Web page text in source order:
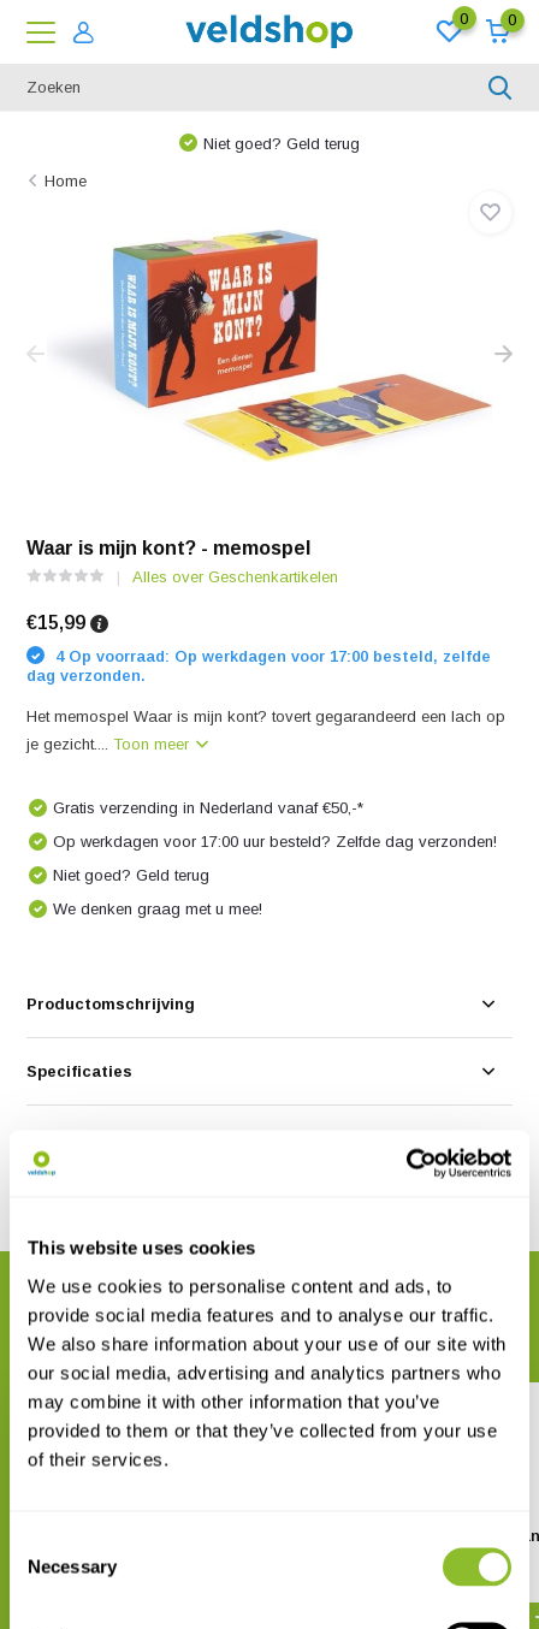
This website uses cookies
We use cookies to personalise content and ads, to
provide social media features and to analyse our traffic.
We also share information about your use of our site with
our social media, advertising and analytics partners who
may combine it with other information that you’ve
provided to them or that they’ve collected from your use
of their services.
Selection
Necessary
0 0
Niet goed? Geld terug
Home
Waar is mijn kont? - memospel
Alles over Geschenkartikelen
€15,99
4 Op voorraad: Op werkdagen voor 17:00 besteld, zelfde
dag verzonden.
Het memospel Waar is mijn kont? tovert gegarandeerd een lach op
je gezicht....Toon meer
Gratis verzending in Nederland vanaf €50,-*
Op werkdagen voor 17:00 uur besteld? Zelfde dag verzonden!
Niet goed? Geld terug
We denken graag met u mee!
Productomschrijving
Specificaties
GERELATEERDE PRODUCTEN
Maak uw bestelling compleet
Vogels van de Lage
Memospel
€ 18,50